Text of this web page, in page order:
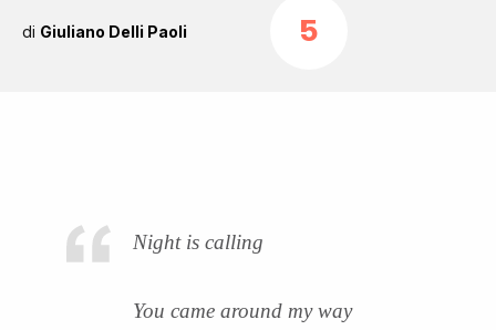
di Giuliano Delli Paoli 5
Night is calling
You came around my way